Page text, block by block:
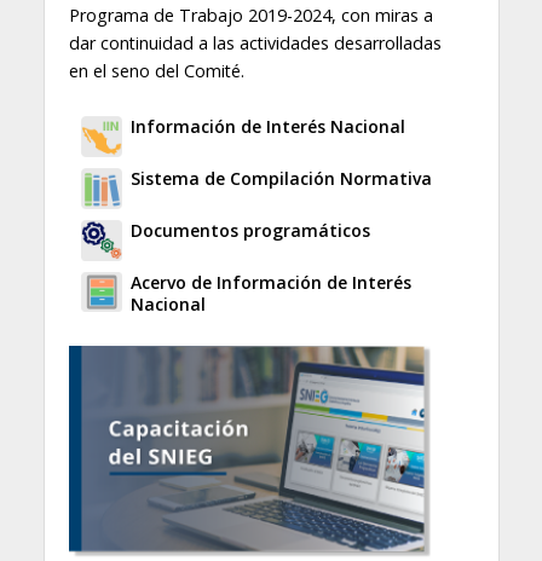
Programa de Trabajo 2019-2024, con miras a
dar continuidad a las actividades desarrolladas
en el seno del Comité.
Información de Interés Nacional
Sistema de Compilación Normativa
Documentos programáticos
Acervo de Información de Interés
Nacional